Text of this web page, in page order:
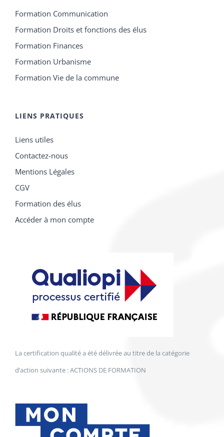
Formation Communication
Formation Droits et fonctions des élus
Formation Finances
Formation Urbanisme
Formation Vie de la commune
LIENS PRATIQUES
Liens utiles
Contactez-nous
Mentions Légales
CGV
Formation des élus
Accéder à mon compte
La certification qualité a été délivrée au titre de la catégorie
d’action suivante : ACTIONS DE FORMATION